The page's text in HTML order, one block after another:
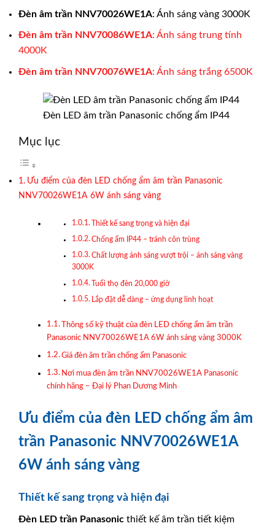
Đèn âm trần NNV70026WE1A: Ánh sáng vàng 3000K
Đèn âm trần NNV70086WE1A: Ánh sáng trung tính
4000K
Đèn âm trần NNV70076WE1A: Ánh sáng trắng 6500K
Đèn LED âm trần Panasonic chống ẩm IP44
Mục lục
Ưu điểm của đèn LED chống ẩm âm trần Panasonic
NNV70026WE1A 6W ánh sáng vàng
Thiết kế sang trọng và hiện đại
Chống ẩm IP44 – tránh côn trùng
Chất lượng ánh sáng vượt trội – ánh sáng vàng
3000K
Tuổi thọ đèn 20,000 giờ
Lắp đặt dễ dàng – ứng dụng linh hoạt
Thông số kỹ thuật của đèn LED chống ẩm âm trần
Panasonic NNV70026WE1A 6W ánh sáng vàng 3000K
Giá đèn âm trần chống ẩm Panasonic
Nơi mua đèn âm trần NNV70026WE1A Panasonic
chính hãng – Đại lý Phan Dương Minh
Ưu điểm của đèn LED chống ẩm âm
trần Panasonic NNV70026WE1A
6W ánh sáng vàng
Thiết kế sang trọng và hiện đại
Đèn LED trần Panasonic thiết kế âm trần tiết kiệm